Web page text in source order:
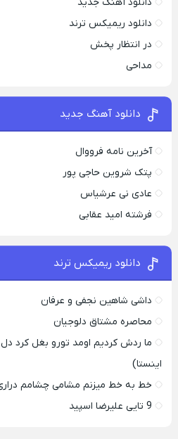
دانلود ریمیکس ترند
در انتظار پخش
مداحی
دانلود آهنگ جدید
آخرین نامه فرووال
پتک شروین حاجی پور
عادی نی عرشیاس
فرشته امید عقابی
دانلود ریمیکس ترند
داشی شاهین نجفی و عرفان
محاصره مشتاق دلوجیان
ما ردش کردیم اومد تورو بغل کرد
اینستا)
خط به خط میزنم مشامی چشامم
9 تایی علیرضا اسپید